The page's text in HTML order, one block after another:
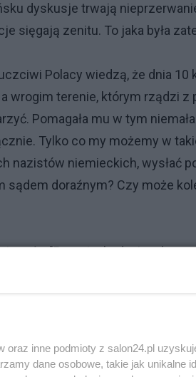
dyskusje trwają
sięgają zenitu. To jaka była
Polacy wiedzą, że dnia 10
wrogim terenie, którym rządzi z
Pomagała mu w tym
Tylko co my możemy w
nazistów niemieckich, wysłać
sądem doraźnym? Czy może
"Raport z badania
Siewiernyj na terenie
była "wynikiem aktu bezprawnej
Tu 154M 10 kwietnia
oraz inne podmioty z salon24.pl
dane osobowe, takie jak unikalne